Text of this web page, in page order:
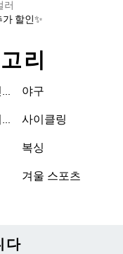
러
가 할인✨
리
야구
사이클링
복싱
겨울 스포츠
다